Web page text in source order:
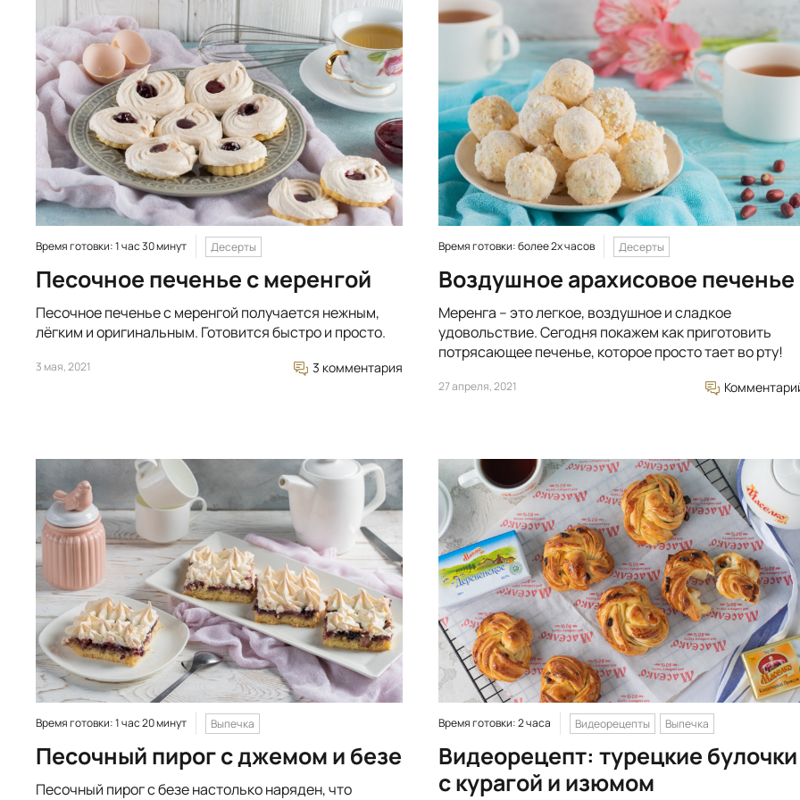
Время готовки: 1 час 30 минут Десерты
Песочное печенье с меренгой
Песочное печенье с меренгой получается нежным,
лёгким и оригинальным. Готовится быстро и просто.
3 мая, 2021 3 комментария
Время готовки: более 2х часов Десерты
Воздушное арахисовое печенье
Меренга – это легкое, воздушное и сладкое
удовольствие. Сегодня покажем как приготовить
потрясающее печенье, которое просто тает во рту!
27 апреля, 2021
Время готовки: 1 час 20 минут Выпечка
Песочный пирог с джемом и безе
Песочный пирог с безе настолько наряден, что
Время готовки: 2 часа Видеорецепты Выпечка
Видеорецепт: турецкие булочки
с курагой и изюмом